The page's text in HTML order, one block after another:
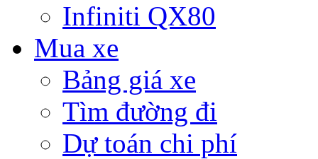
Infiniti QX80
Mua xe
Bảng giá xe
Tìm đường đi
Dự toán chi phí